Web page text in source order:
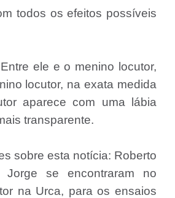
todos os efeitos possíveis
ele e o menino locutor,
locutor, na exata medida
aparece com uma lábia
transparente.
sobre esta notícia: Roberto
se encontraram no
na Urca, para os ensaios